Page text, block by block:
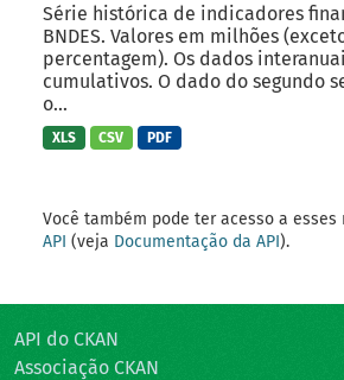
Série histórica de indicadores
BNDES. Valores em milhões
percentagem). Os dados
cumulativos. O dado do segundo
o...
XLS CSV PDF
Você também pode ter acesso a esses
API (veja Documentação da API).
API do CKAN
Associação CKAN